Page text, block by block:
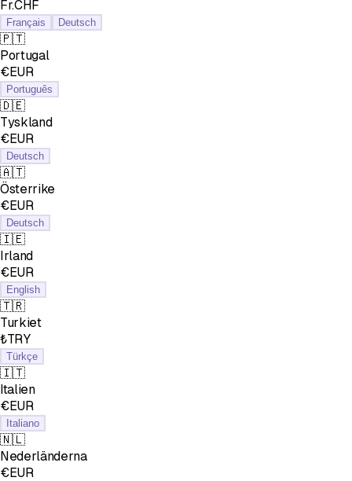
Fr.CHF
Français Deutsch
🇵🇹
Portugal
€EUR
Português
🇩🇪
Tyskland
€EUR
Deutsch
🇦🇹
Österrike
€EUR
Deutsch
🇮🇪
Irland
€EUR
English
🇹🇷
Turkiet
₺TRY
Türkçe
🇮🇹
Italien
€EUR
Italiano
🇳🇱
Nederländerna
€EUR